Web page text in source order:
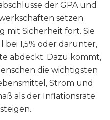
der GPA und
setzen
mit Sicherheit fort. Sie
bei 1,5% oder darunter,
abdeckt. Dazu kommt,
die wichtigsten
Strom und
als der Inflationsrate